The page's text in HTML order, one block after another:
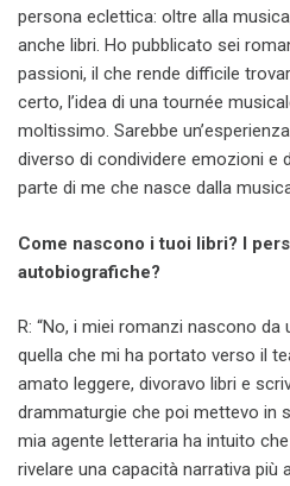
persona eclettica: oltre alla
anche libri. Ho pubblicato sei
passioni, il che rende difficile
certo, l’idea di una tournée
moltissimo. Sarebbe
diverso di condividere emozioni e
parte di me che nasce dalla
Come nascono i tuoi libri? I
autobiografiche?
R: “No, i miei romanzi nascono
quella che mi ha portato verso il
amato leggere, divoravo libri e
drammaturgie che poi mettevo in
mia agente letteraria ha intuito
rivelare una capacità narrativa più